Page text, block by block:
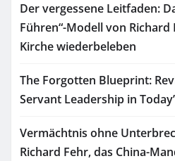
Der vergessene Leitfaden:
Führen“-Modell von
Kirche wiederbeleben
The Forgotten Blueprint:
Servant Leadership in
Vermächtnis ohne
Richard Fehr, das China-